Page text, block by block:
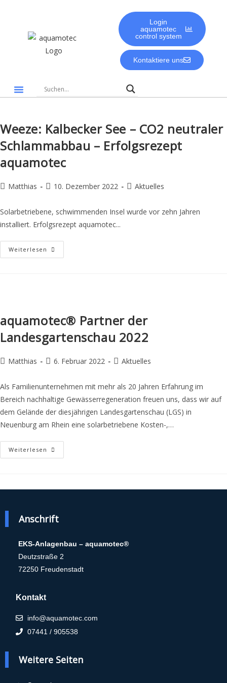
Login
aquamotec
control system
Kontaktiere uns
Weeze: Kalbecker See – CO2 neutraler
Schlammabbau – Erfolgsrezept
aquamotec
Matthias 10. Dezember 2022 Aktuelles
Solarbetriebene, schwimmenden Insel wurde vor zehn Jahren
installiert. Erfolgsrezept aquamotec...
Weiterlesen
aquamotec® Partner der
Landesgartenschau 2022
Matthias 6. Februar 2022 Aktuelles
Als Familienunternehmen mit mehr als 20 Jahren Erfahrung im
Bereich nachhaltige Gewässerregeneration freuen uns, dass wir auf
dem Gelände der diesjährigen Landesgartenschau (LGS) in
Neuenburg am Rhein eine solarbetriebene Kosten-,…
Weiterlesen
Anschrift
EKS-Anlagenbau – aquamotec®
Deutzstraße 2
72250 Freudenstadt
Kontakt
info@aquamotec.com
07441 / 905538
Weitere Seiten